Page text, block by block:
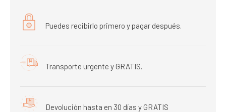
Puedes recibirlo primero y pagar después.
Transporte urgente y GRATIS.
Devolución hasta en 30 días y GRATIS